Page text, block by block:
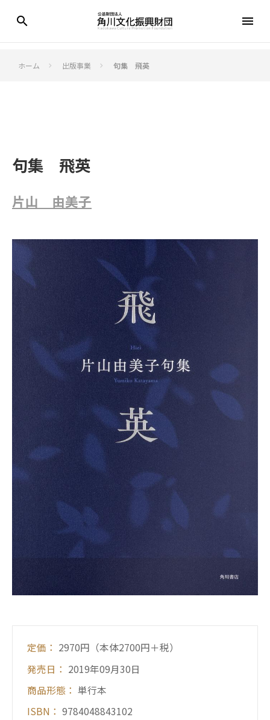
search menu
ホーム keyboard_arrow_right 出版事業 keyboard_arrow_right 句集 飛英
句集 飛英
片山 由美子
定価： 2970円（本体2700円＋税）
発売日： 2019年09月30日
商品形態： 単行本
ISBN： 9784048843102